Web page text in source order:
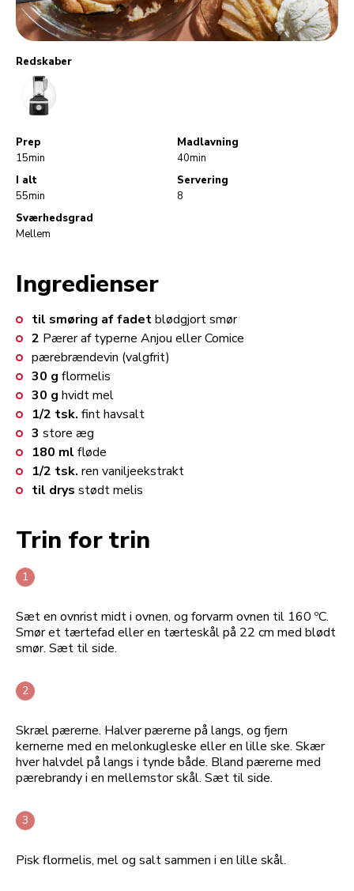
Redskaber
Blender
Prep
15min
Madlavning
40min
I alt
55min
Servering
8
Sværhedsgrad
Mellem
Ingredienser
til smøring af fadetblødgjort smør
2 Pærer af typerne Anjou eller Comice
pærebrændevin (valgfrit)
30 g flormelis
30 g hvidt mel
1/2 tsk. fint havsalt
3 store æg
180 ml fløde
1/2 tsk. ren vaniljeekstrakt
til drys stødt melis
Trin for trin
Sæt en ovnrist midt i ovnen, og forvarm ovnen til 160 ºC.
Smør et tærtefad eller en tærteskål på 22 cm med blødt
smør. Sæt til side.
Skræl pærerne. Halver pærerne på langs, og fjern
kernerne med en melonkugleske eller en lille ske. Skær
hver halvdel på langs i tynde både. Bland pærerne med
pærebrandy i en mellemstor skål. Sæt til side.
Pisk flormelis, mel og salt sammen i en lille skål.